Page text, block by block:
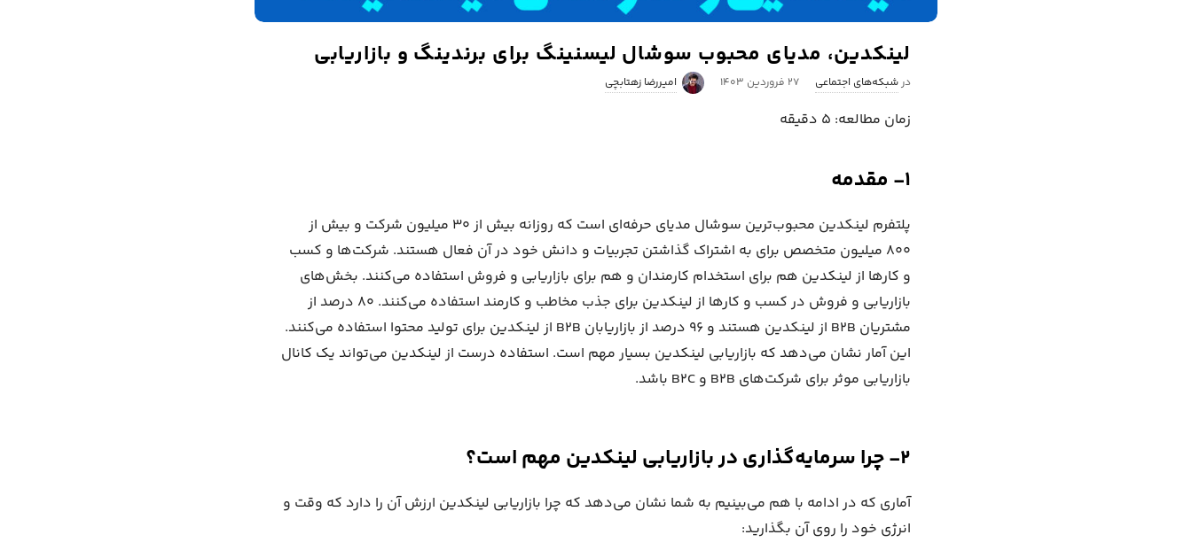
لینکدین، مدیای محبوب سوشال لیسنینگ برای برندینگ و بازاریابی
در شبکه‌های اجتماعی
P
b
h
D
a
t
e
۲۷ فروردین ۱۴۰۳ امیررضا زهتابچی
زمان مطالعه: ۵ دقیقه
۱- مقدمه
پلتفرم لینکدین محبوب‌ترین سوشال مدیای حرفه‌ای است که روزانه بیش از ۳۰ میلیون شرکت و بیش از
۸۰۰ میلیون متخصص برای به اشتراک گذاشتن تجربیات و دانش خود در آن فعال هستند. شرکت‌ها و کسب
و کارها از لینکدین هم برای استخدام کارمندان و هم برای بازاریابی و فروش استفاده می‌کنند. بخش‌های
بازاریابی و فروش در کسب و کارها از لینکدین برای جذب مخاطب و کارمند استفاده می‌کنند. ۸۰ درصد از
مشتریان B2B از لینکدین هستند و ۹۶ درصد از بازاریابان B2B از لینکدین برای تولید محتوا استفاده می‌کنند.
این آمار نشان می‌دهد که بازاریابی لینکدین بسیار مهم است. استفاده درست از لینکدین می‌تواند یک کانال
بازاریابی موثر برای شرکت‌های B2B و B2C باشد.
۲- چرا سرمایه‌گذاری در بازاریابی لینکدین مهم است؟
آماری که در ادامه با هم می‌بینیم به شما نشان می‌دهد که چرا بازاریابی لینکدین ارزش آن را دارد که وقت و
انرژی خود را روی آن بگذارید: